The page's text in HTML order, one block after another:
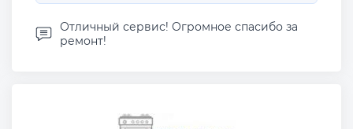
Отличный сервис! Огромное спасибо за
ремонт!